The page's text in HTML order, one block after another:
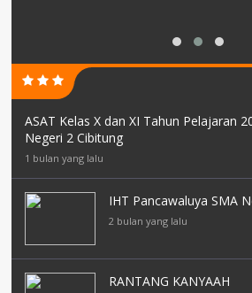
ASAT Kelas X dan XI Tahun Pelajaran
Negeri 2 Cibitung
1 bulan yang lalu
IHT Pancawaluya SMA
2 bulan yang lalu
RANTANG KANYAAH